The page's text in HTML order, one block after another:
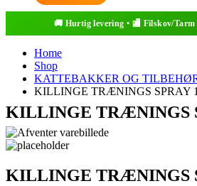
Home
Shop
KATTEBAKKER OG
KILLINGE TRÆNINGS SPRAY
KILLINGE TRÆNINGS
KILLINGE TRÆNINGS